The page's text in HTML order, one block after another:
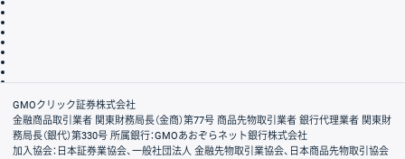
会社案内
GMOクリック証券株式会社
金融商品取引業者 関東財務局長（金商）第77号 商品先物取引業者 銀行代理業者 関東財
務局長（銀代）第330号 所属銀行：GMOあおぞらネット銀行株式会社
加入協会：日本証券業協会、一般社団法人 金融先物取引業協会、日本商品先物取引協会